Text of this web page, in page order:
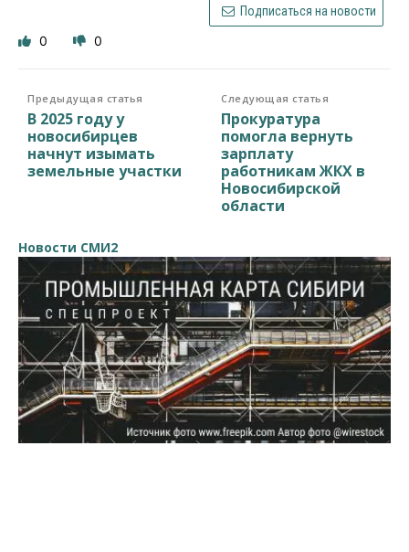
Подписаться на новости
0 0
Предыдущая статья
В 2025 году у
новосибирцев
начнут изымать
земельные участки
Следующая статья
Прокуратура
помогла вернуть
зарплату
работникам ЖКХ в
Новосибирской
области
Новости СМИ2